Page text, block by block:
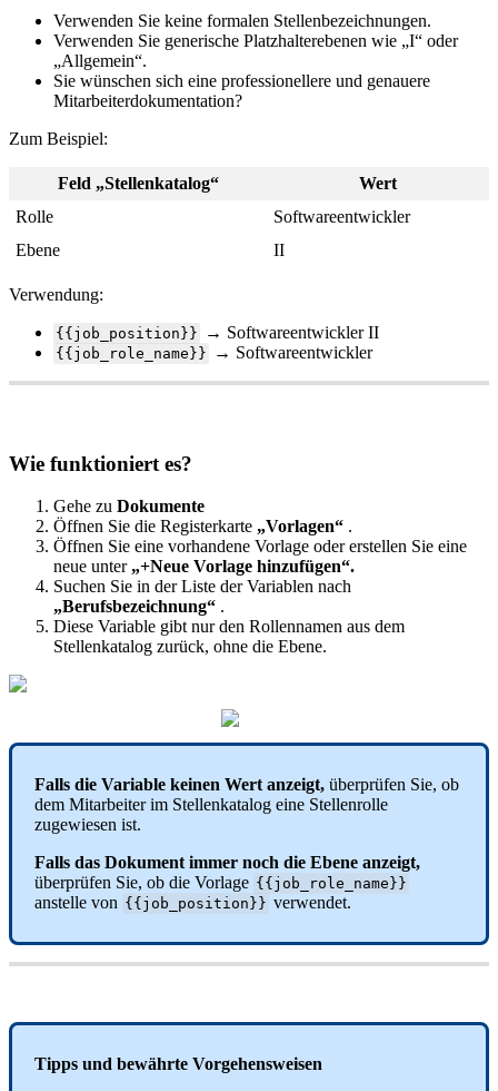
Verwenden Sie keine formalen Stellenbezeichnungen.
Verwenden Sie generische Platzhalterebenen wie „I“ oder
„Allgemein“.
Sie wünschen sich eine professionellere und genauere
Mitarbeiterdokumentation?
Zum Beispiel:
Feld „Stellenkatalog“
Wert
Rolle
Softwareentwickler
Ebene
II
Verwendung:
{ { job_position } } → Softwareentwickler II
{ { job_role_name } } → Softwareentwickler
Wie funktioniert es?
Gehe zu Dokumente
Öffnen Sie die Registerkarte „Vorlagen“ .
Öffnen Sie eine vorhandene Vorlage oder erstellen Sie eine
neue unter „+Neue Vorlage hinzufügen“.
Suchen Sie in der Liste der Variablen nach
„Berufsbezeichnung“ .
Diese Variable gibt nur den Rollennamen aus dem
Stellenkatalog zurück, ohne die Ebene.
Falls die Variable keinen Wert anzeigt, überprüfen Sie, ob
dem Mitarbeiter im Stellenkatalog eine Stellenrolle
zugewiesen ist.
Falls das Dokument immer noch die Ebene anzeigt,
überprüfen Sie, ob die Vorlage { { job_role_name } }
anstelle von { { job_position } } verwendet.
Tipps und bewährte Vorgehensweisen